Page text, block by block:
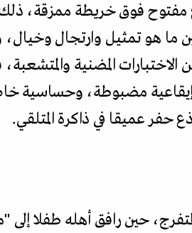
مفتوح فوق خريطة ممزقة،
هو تمثيل وارتجال وخيال،
المضنية
إيقاعية مضبوطة، وحساسية
حفر عميقا في ذاكرة المتلقي.
حين رافق أهله طفلا إلى